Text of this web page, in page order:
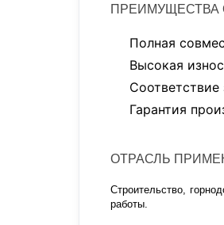
ПРЕИМУЩЕСТВА
Полная
Высокая
Соответствие
Гарантия
ОТРАСЛЬ
Строительство,
работы.